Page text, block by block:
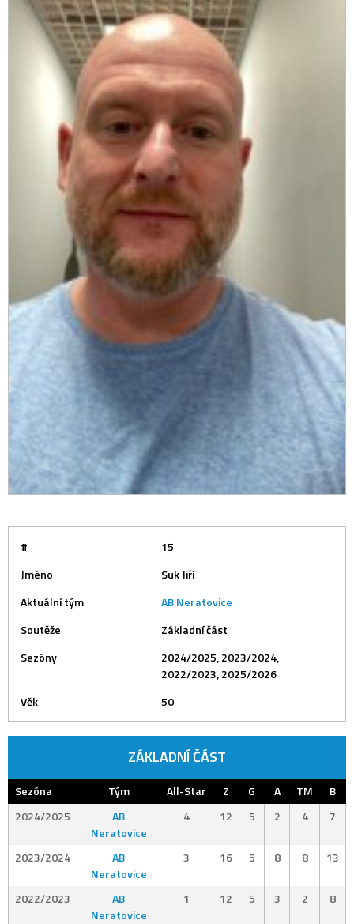
#
15
Jméno
Suk Jiří
Aktuální tým
AB Neratovice
Soutěže
Základní část
Sezóny
2024/2025, 2023/2024,
2022/2023, 2025/2026
Věk
50
ZÁKLADNÍ ČÁST
Sezóna Tým All-Star Z G A TM
B
2024/2025
AB
Neratovice
4 12 5 2 4 7
2023/2024
AB
Neratovice
3 16 5 8 8 13
2022/2023
AB
Neratovice
1 12 5 3 2 8